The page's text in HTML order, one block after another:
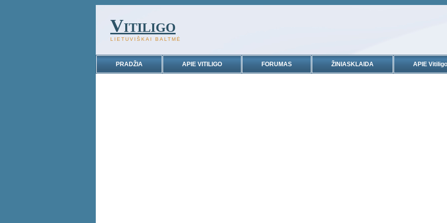
Vitiligo
LIETUVIŠKAI BALTMĖ
PRADŽIA APIE VITILIGO FORUMAS ŽINIASKLAIDA APIE